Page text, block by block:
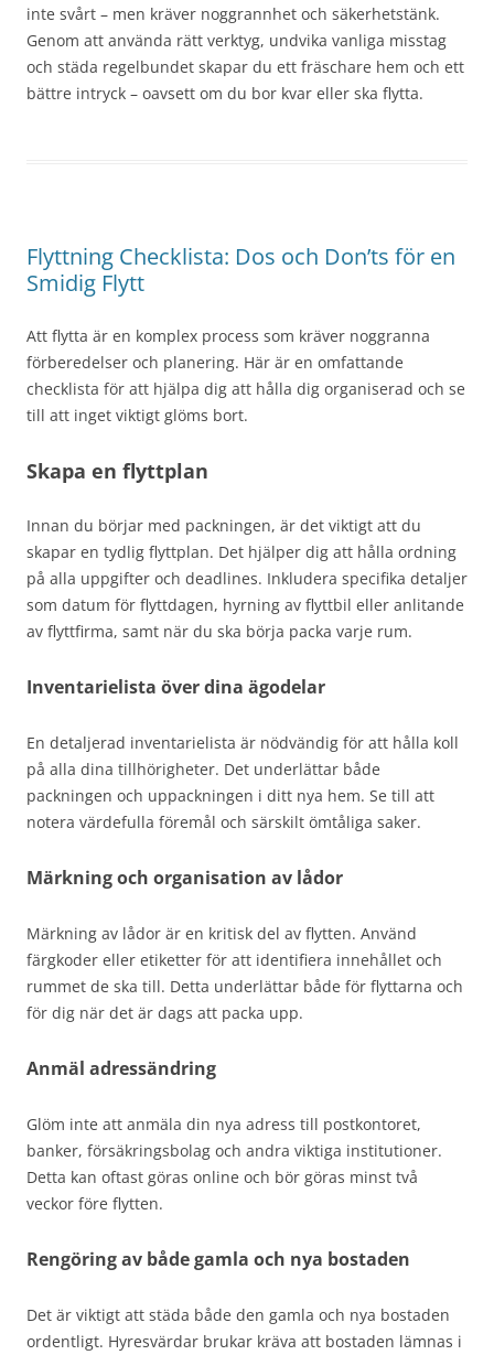
inte svårt – men kräver noggrannhet och säkerhetstänk.
Genom att använda rätt verktyg, undvika vanliga misstag
och städa regelbundet skapar du ett fräschare hem och ett
bättre intryck – oavsett om du bor kvar eller ska flytta.
Flyttning Checklista: Dos och Don’ts för en
Smidig Flytt
Att flytta är en komplex process som kräver noggranna
förberedelser och planering. Här är en omfattande
checklista för att hjälpa dig att hålla dig organiserad och se
till att inget viktigt glöms bort.
Skapa en flyttplan
Innan du börjar med packningen, är det viktigt att du
skapar en tydlig flyttplan. Det hjälper dig att hålla ordning
på alla uppgifter och deadlines. Inkludera specifika detaljer
som datum för flyttdagen, hyrning av flyttbil eller anlitande
av flyttfirma, samt när du ska börja packa varje rum.
Inventarielista över dina ägodelar
En detaljerad inventarielista är nödvändig för att hålla koll
på alla dina tillhörigheter. Det underlättar både
packningen och uppackningen i ditt nya hem. Se till att
notera värdefulla föremål och särskilt ömtåliga saker.
Märkning och organisation av lådor
Märkning av lådor är en kritisk del av flytten. Använd
färgkoder eller etiketter för att identifiera innehållet och
rummet de ska till. Detta underlättar både för flyttarna och
för dig när det är dags att packa upp.
Anmäl adressändring
Glöm inte att anmäla din nya adress till postkontoret,
banker, försäkringsbolag och andra viktiga institutioner.
Detta kan oftast göras online och bör göras minst två
veckor före flytten.
Rengöring av både gamla och nya bostaden
Det är viktigt att städa både den gamla och nya bostaden
ordentligt. Hyresvärdar brukar kräva att bostaden lämnas i